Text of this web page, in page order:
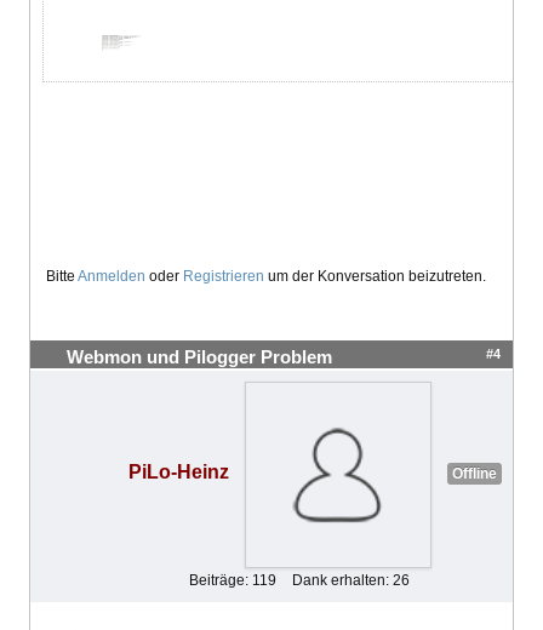
Bitte Anmelden oder Registrieren um der Konversation beizutreten.
Webmon und Pilogger Problem #4
PiLo-Heinz Offline
Beiträge: 119 Dank erhalten: 26